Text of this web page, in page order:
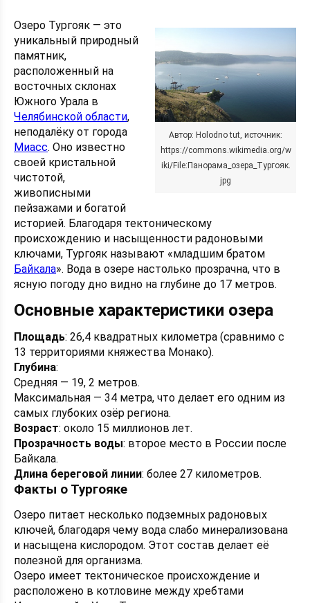
Автор: Holodno tut, источник:
https://commons.wikimedia.org/w
iki/File:Панорама_озера_Тургояк.
jpg
Озеро Тургояк — это
уникальный природный
памятник,
расположенный на
восточных склонах
Южного Урала в
Челябинской области,
неподалёку от города
Миасс. Оно известно
своей кристальной
чистотой,
живописными
пейзажами и богатой
историей. Благодаря тектоническому
происхождению и насыщенности радоновыми
ключами, Тургояк называют «младшим братом
Байкала». Вода в озере настолько прозрачна, что в
ясную погоду дно видно на глубине до 17 метров.
Основные характеристики озера
Площадь: 26,4 квадратных километра (сравнимо с
13 территориями княжества Монако).
Глубина:
Средняя — 19, 2 метров.
Максимальная — 34 метра, что делает его одним из
самых глубоких озёр региона.
Возраст: около 15 миллионов лет.
Прозрачность воды: второе место в России после
Байкала.
Длина береговой линии: более 27 километров.
Факты о Тургояке
Озеро питает несколько подземных радоновых
ключей, благодаря чему вода слабо минерализована
и насыщена кислородом. Этот состав делает её
полезной для организма.
Озеро имеет тектоническое происхождение и
расположено в котловине между хребтами